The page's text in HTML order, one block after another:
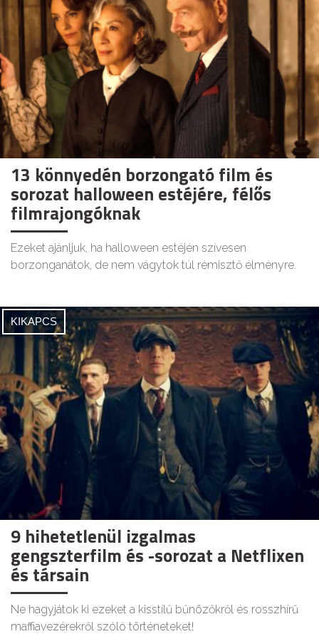
13 könnyedén borzongató film és
sorozat halloween estéjére, félős
filmrajongóknak
Ezeket ajánljuk, ha halloween estéjén szívesen
borzonganátok, de nem vágytok túl rémisztő élményre.
KIKAPCS
9 hihetetlenül izgalmas
gengszterfilm és -sorozat a Netflixen
és társain
Ne hagyjátok ki ezeket a kisstílű bűnözőkről és rosszhírű
maffiavezérekről szóló történeteket!